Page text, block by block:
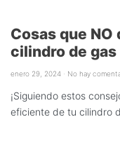
Cosas que
cilindro de gas
enero 29, 2024 No hay
¡Siguiendo estos
eficiente de tu cilindro